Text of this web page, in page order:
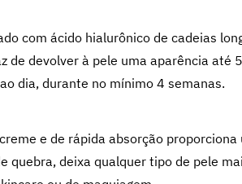
com ácido hialurônico de cadeias
de devolver à pele uma aparência até
dia, durante no mínimo 4 semanas.
e de rápida absorção
quebra, deixa qualquer tipo de pele